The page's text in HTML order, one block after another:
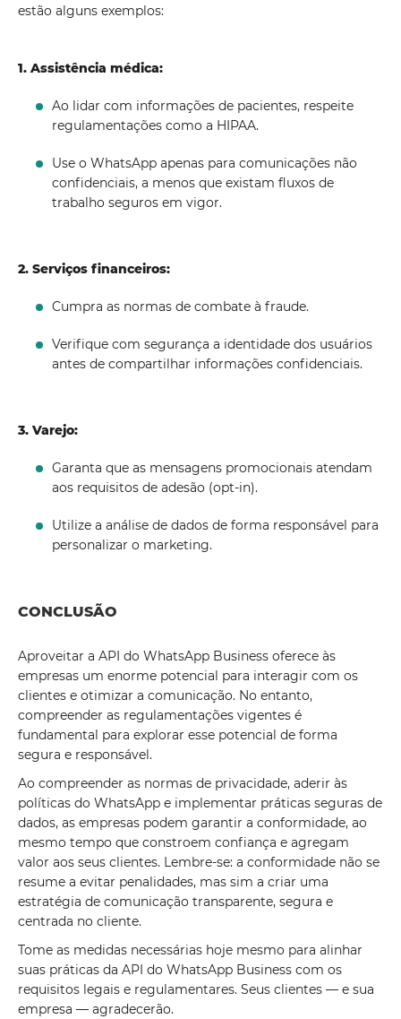
estão alguns exemplos:
1. Assistência médica:
Ao lidar com informações de pacientes, respeite
regulamentações como a HIPAA.
Use o WhatsApp apenas para comunicações não
confidenciais, a menos que existam fluxos de
trabalho seguros em vigor.
2. Serviços financeiros:
Cumpra as normas de combate à fraude.
Verifique com segurança a identidade dos usuários
antes de compartilhar informações confidenciais.
3. Varejo:
Garanta que as mensagens promocionais atendam
aos requisitos de adesão (opt-in).
Utilize a análise de dados de forma responsável para
personalizar o marketing.
CONCLUSÃO
Aproveitar a API do WhatsApp Business oferece às
empresas um enorme potencial para interagir com os
clientes e otimizar a comunicação. No entanto,
compreender as regulamentações vigentes é
fundamental para explorar esse potencial de forma
segura e responsável.
Ao compreender as normas de privacidade, aderir às
políticas do WhatsApp e implementar práticas seguras de
dados, as empresas podem garantir a conformidade, ao
mesmo tempo que constroem confiança e agregam
valor aos seus clientes. Lembre-se: a conformidade não se
resume a evitar penalidades, mas sim a criar uma
estratégia de comunicação transparente, segura e
centrada no cliente.
Tome as medidas necessárias hoje mesmo para alinhar
suas práticas da API do WhatsApp Business com os
requisitos legais e regulamentares. Seus clientes — e sua
empresa — agradecerão.